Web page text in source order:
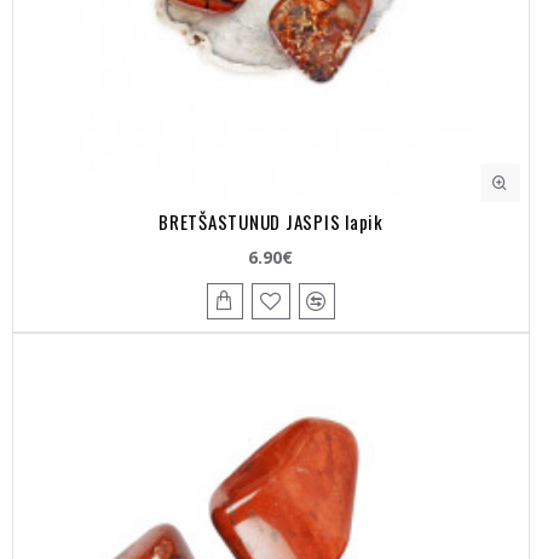
BRETŠASTUNUD JASPIS lapik
6.90€